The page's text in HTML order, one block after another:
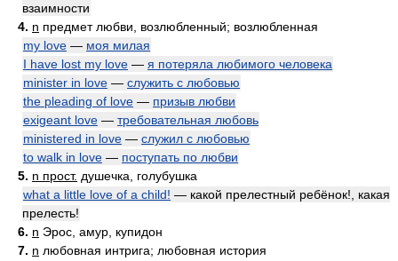
взаимности
4. n предмет любви, возлюбленный; возлюбленная
my love — моя милая
I have lost my love — я потеряла любимого человека
minister in love — служить с любовью
the pleading of love — призыв любви
exigeant love — требовательная любовь
ministered in love — служил с любовью
to walk in love — поступать по любви
5. n прост. душечка, голубушка
what a little love of a child! — какой прелестный ребёнок!, какая
прелесть!
6. n Эрос, амур, купидон
7. n любовная интрига; любовная история